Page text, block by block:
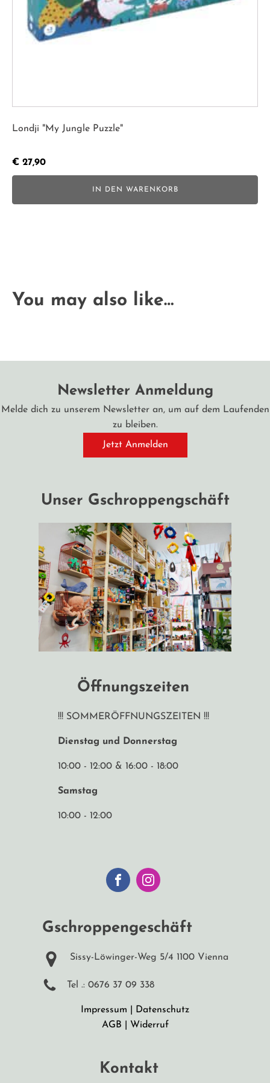
Londji "My Jungle Puzzle"
€ 27,90
IN DEN WARENKORB
You may also like…
Newsletter Anmeldung
Melde dich zu unserem Newsletter an, um auf dem Laufenden
zu bleiben.
Jetzt Anmelden
Unser Gschroppengschäft
Öffnungszeiten
!!! SOMMERÖFFNUNGSZEITEN !!!
Dienstag und Donnerstag
10:00 - 12:00 & 16:00 - 18:00
Samstag
10:00 - 12:00
Gschroppengeschäft
Sissy-Löwinger-Weg 5/4 1100 Vienna
Tel .: 0676 37 09 338
Impressum
Datenschutz
AGB
Widerruf
Kontakt